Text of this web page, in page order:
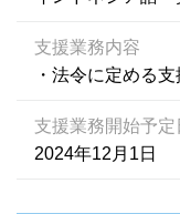
支援業務内容
・法令に定める
支援業務開始予定
2024年12月1日